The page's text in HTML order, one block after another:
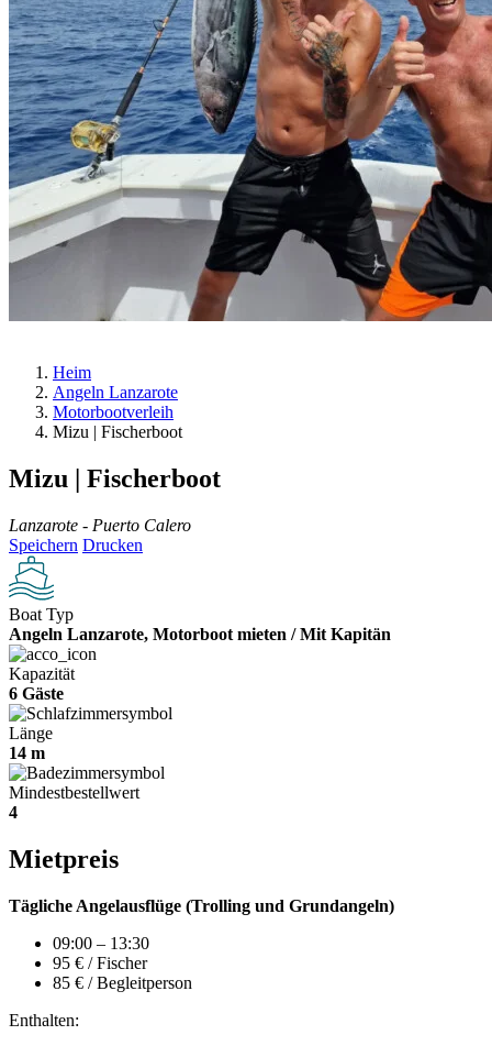
Heim
Angeln Lanzarote
Motorbootverleih
Mizu | Fischerboot
Mizu | Fischerboot
Lanzarote - Puerto Calero
Speichern Drucken
Boat Typ
Angeln Lanzarote, Motorboot mieten / Mit Kapitän
Kapazität
6 Gäste
Länge
14 m
Mindestbestellwert
4
Mietpreis
Tägliche Angelausflüge (Trolling und Grundangeln)
09:00 – 13:30
95 € / Fischer
85 € / Begleitperson
Enthalten: